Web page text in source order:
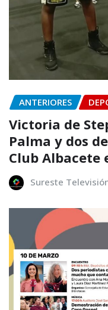
ANTERIORES
Victoria de
Palma y dos
Club Albacete
Sureste